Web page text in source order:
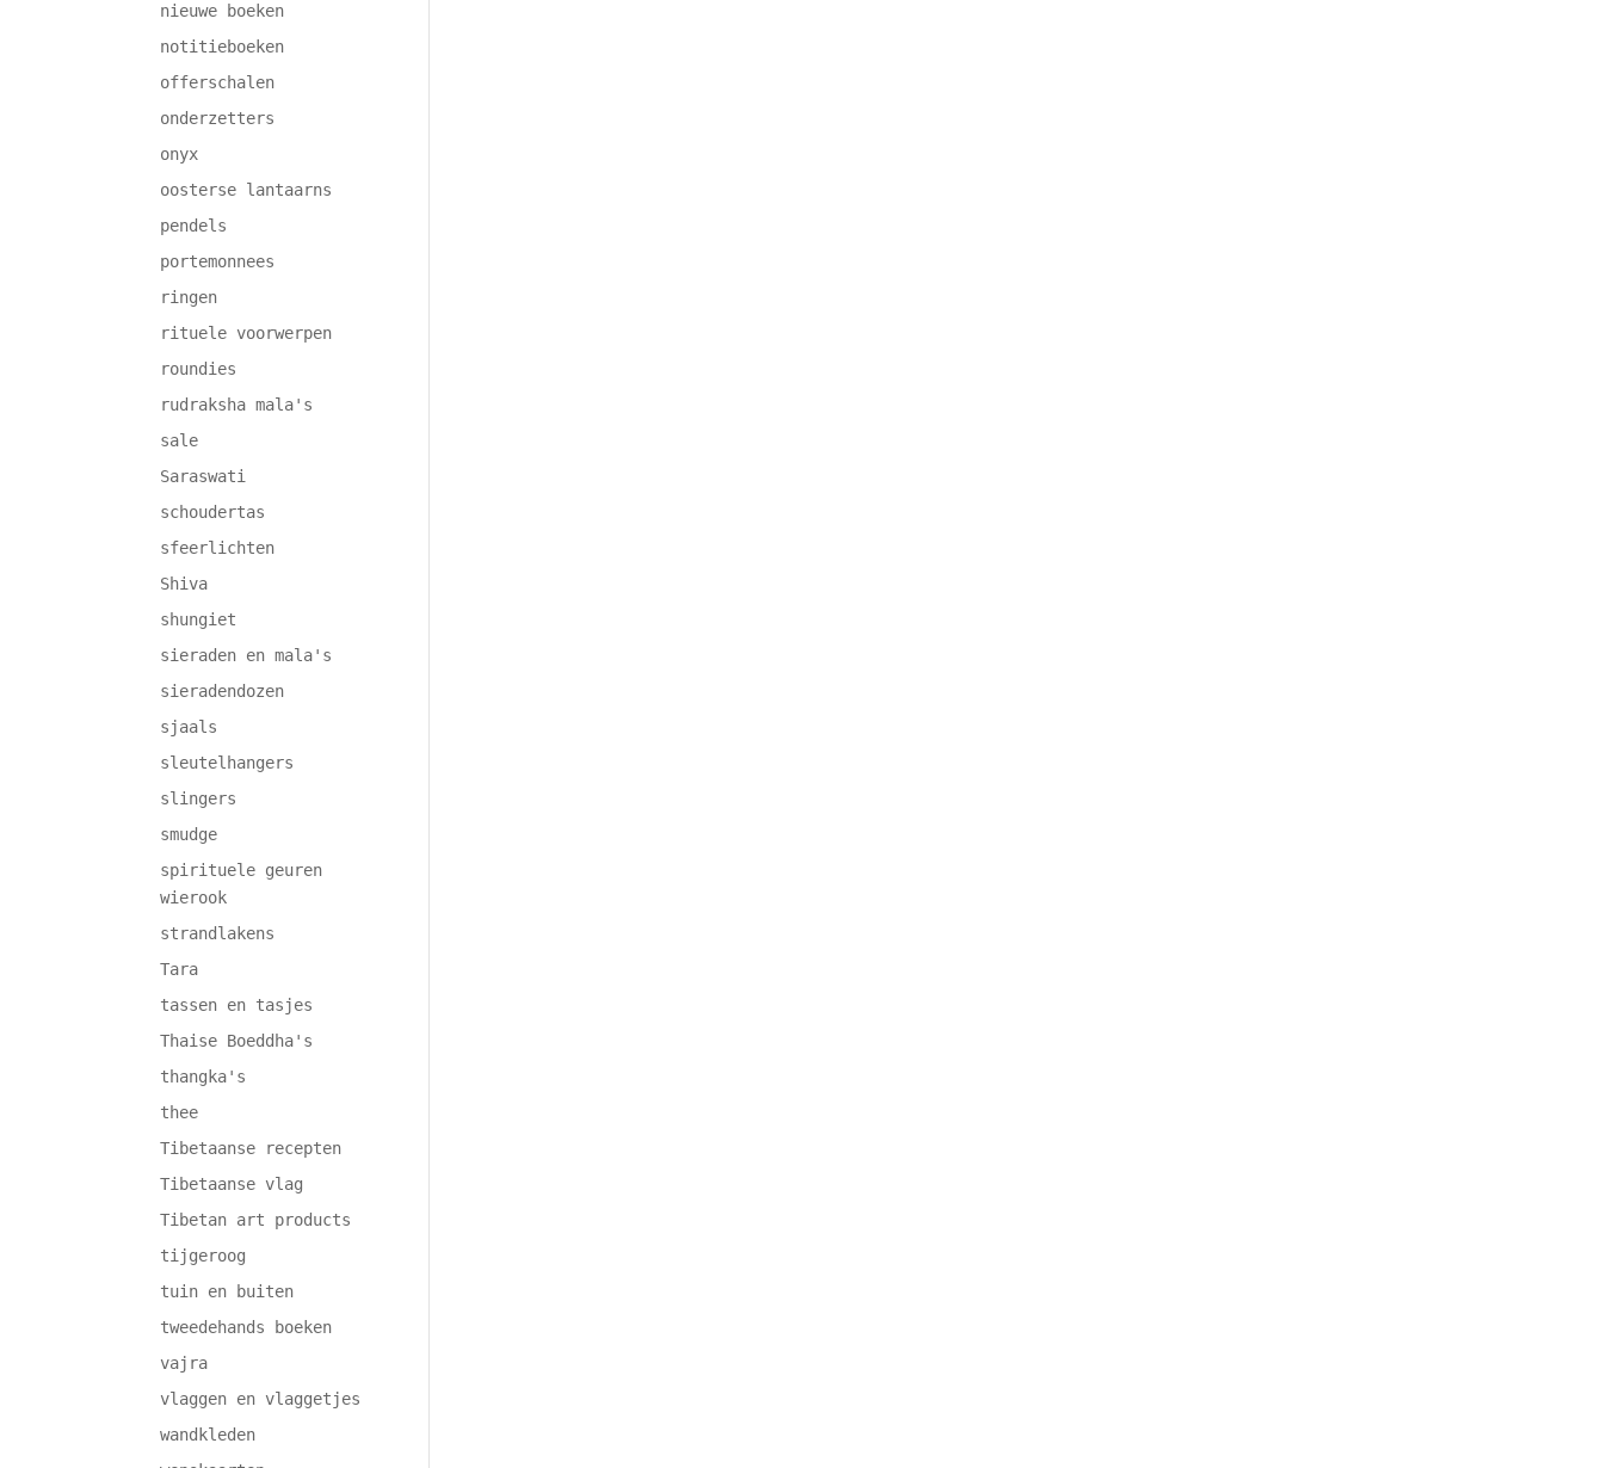
nieuwe boeken
notitieboeken
offerschalen
onderzetters
onyx
oosterse lantaarns
pendels
portemonnees
ringen
rituele voorwerpen
roundies
rudraksha mala's
sale
Saraswati
schoudertas
sfeerlichten
Shiva
shungiet
sieraden en mala's
sieradendozen
sjaals
sleutelhangers
slingers
smudge
spirituele geuren
wierook
strandlakens
Tara
tassen en tasjes
Thaise Boeddha's
thangka's
thee
Tibetaanse recepten
Tibetaanse vlag
Tibetan art products
tijgeroog
tuin en buiten
tweedehands boeken
vajra
vlaggen en vlaggetjes
wandkleden